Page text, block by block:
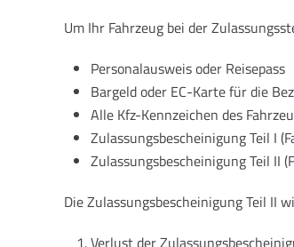
Um Ihr Fahrzeug bei der
Personalausweis oder Reisepass
Bargeld oder EC-Karte für die
Alle Kfz-Kennzeichen des
Zulassungsbescheinigung Teil I
Zulassungsbescheinigung Teil II
Die Zulassungsbescheinigung Teil II
Verlust der